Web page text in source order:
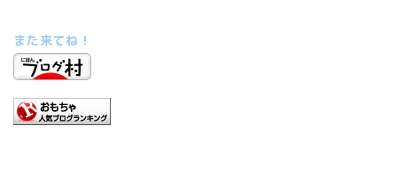
また来てね！